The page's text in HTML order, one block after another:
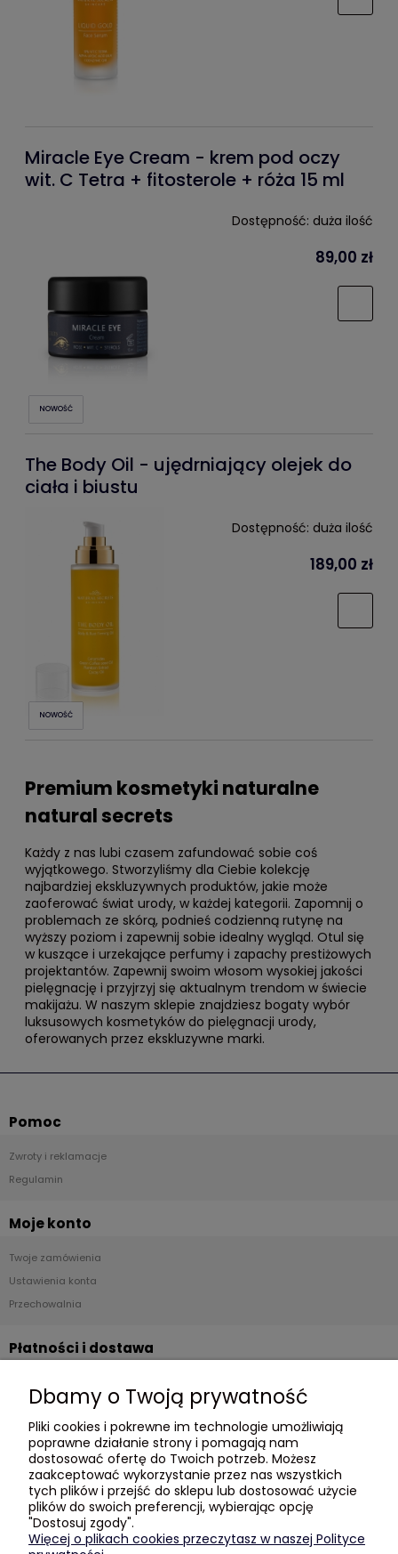
Miracle Eye Cream - krem pod oczy
wit. C Tetra + fitosterole + róża 15 ml
Dostępność: duża ilość
89,00 zł
NOWOŚĆ
The Body Oil - ujędrniający olejek do
ciała i biustu
Dostępność: duża ilość
189,00 zł
NOWOŚĆ
Premium kosmetyki naturalne
natural secrets
Każdy z nas lubi czasem zafundować sobie coś
wyjątkowego. Stworzyliśmy dla Ciebie kolekcję
najbardziej ekskluzywnych produktów, jakie może
zaoferować świat urody, w każdej kategorii. Zapomnij o
problemach ze skórą, podnieś codzienną rutynę na
wyższy poziom i zapewnij sobie idealny wygląd. Otul się
w kuszące i urzekające perfumy i zapachy prestiżowych
projektantów. Zapewnij swoim włosom wysokiej jakości
pielęgnację i przyjrzyj się aktualnym trendom w świecie
makijażu. W naszym sklepie znajdziesz bogaty wybór
luksusowych kosmetyków do pielęgnacji urody,
oferowanych przez ekskluzywne marki.
Pomoc
Zwroty i reklamacje
Regulamin
Moje konto
Twoje zamówienia
Ustawienia konta
Przechowalnia
Płatności i dostawa
Czas i koszty dostawy
Czas realizacji zamówienia
Informacje
Blog
Polityka prywatności
Dbamy o Twoją prywatność
Pliki cookies i pokrewne im technologie umożliwiają
poprawne działanie strony i pomagają nam
dostosować ofertę do Twoich potrzeb. Możesz
zaakceptować wykorzystanie przez nas wszystkich
tych plików i przejść do sklepu lub dostosować użycie
plików do swoich preferencji, wybierając opcję
"Dostosuj zgody".
Więcej o plikach cookies przeczytasz w naszej Polityce